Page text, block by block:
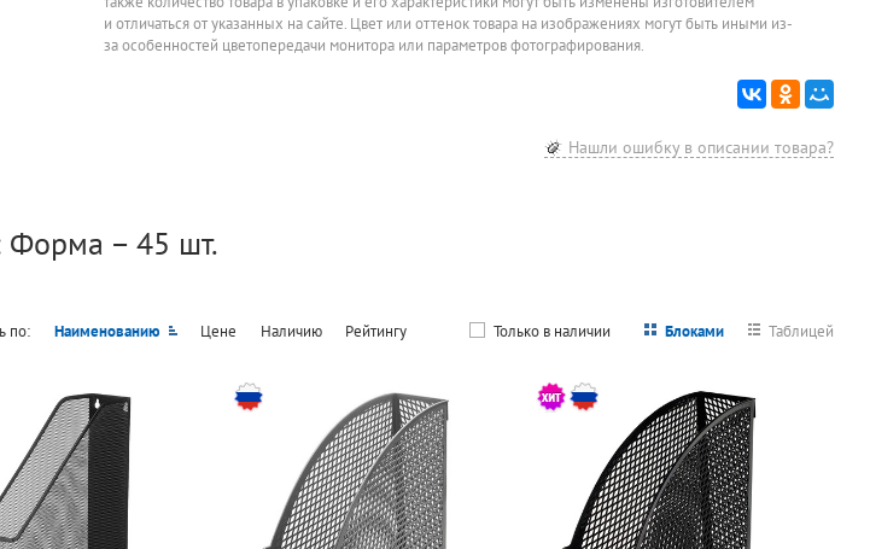
и отличаться от указанных на сайте. Цвет или оттенок товара на изображениях могут быть иными из-
за особенностей цветопередачи монитора или параметров фотографирования.
Нашли ошибку в описании товара?
Форма – 45 шт.
по: Наименованию Цене Наличию Рейтингу Только в наличии Блоками Таблицей